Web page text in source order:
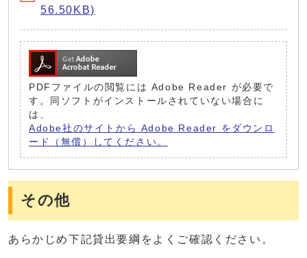
56.50KB)
PDFファイルの閲覧には Adobe Reader が必要で
す。同ソフトがインストールされていない場合に
は、
Adobe社のサイトから Adobe Reader をダウンロ
ード（無償）してください。
その他
あらかじめ下記貸出要綱をよくご確認ください。